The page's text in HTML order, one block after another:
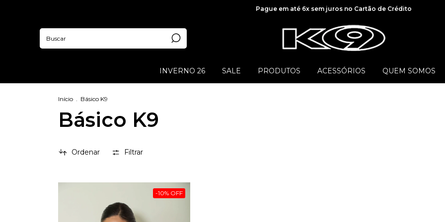
Pague em até 6x sem juros no Cartão de Crédito
INVERNO 26 SALE PRODUTOS ACESSÓRIOS QUEM SOMOS
Início . Básico K9
Básico K9
Ordenar Filtrar
-10% OFF